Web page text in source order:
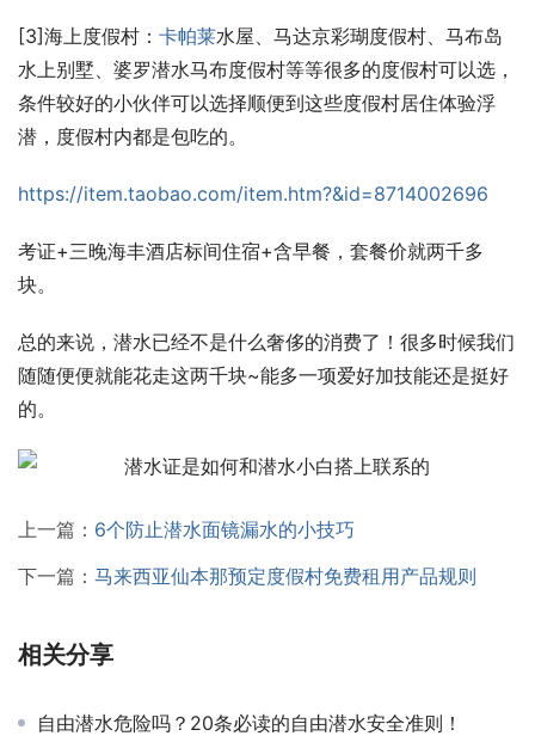
[3]海上度假村： 卡帕莱水屋、马达京彩瑚度假村、马布岛
水上别墅、婆罗潜水马布度假村等等很多的度假村可以选，
条件较好的小伙伴可以选择顺便到这些度假村居住体验浮
潜，度假村内都是包吃的。
https://item.taobao.com/item.htm?&id=8714002696
考证+三晚海丰酒店标间住宿+含早餐，套餐价就两千多
块。
总的来说，潜水已经不是什么奢侈的消费了！很多时候我们
随随便便就能花走这两千块~能多一项爱好加技能还是挺好
的。
上一篇： 6个防止潜水面镜漏水的小技巧
下一篇： 马来西亚仙本那预定度假村免费租用产品规则
相关分享
自由潜水危险吗？20条必读的自由潜水安全准则！